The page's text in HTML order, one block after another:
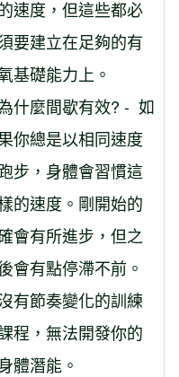
速度，但這些都必
要建立在足夠的有
基礎能力上。
什麼間歇有效? - 如
你總是以相同速度
步，身體會習慣這
的速度。剛開始的
會有所進步，但之
會有點停滯不前。
有節奏變化的訓練
程，無法開發你的
體潛能。